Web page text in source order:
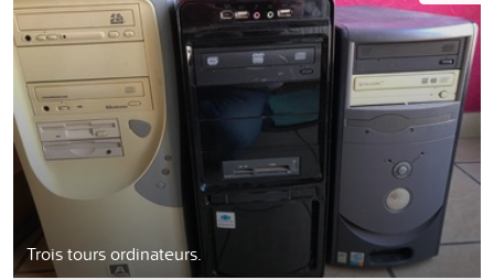
Trois tours ordinateurs.